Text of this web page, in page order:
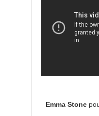
Emma Stone